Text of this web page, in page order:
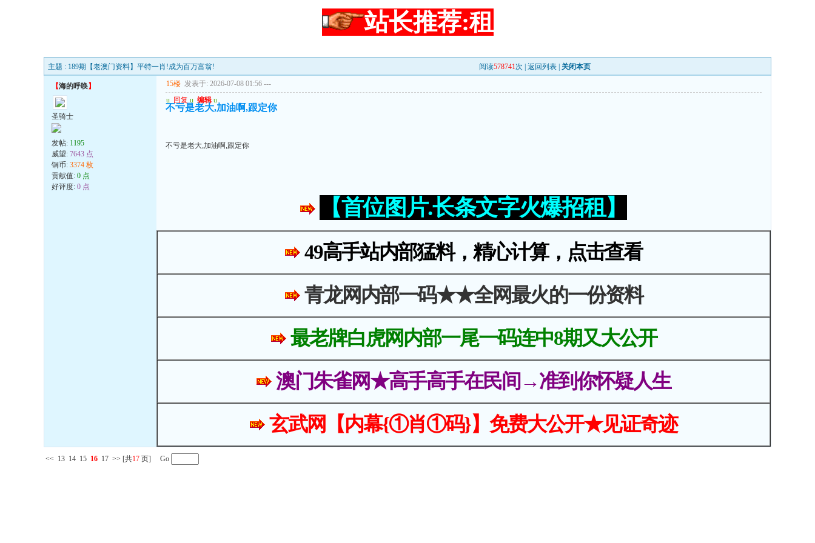
站长推荐:租
主题 : 189期【老澳门资料】平特一肖!成为百万富翁! 阅读578741次 | 返回列表 关闭本页
【海的呼唤】
圣骑士
发帖: 1195
威望: 7643 点
铜币: 3374 枚
贡献值: 0 点
好评度: 0 点
15楼 发表于: 2026-07-08 01:56 ---
u 回复 u 编辑 u
不亏是老大,加油啊,跟定你
不亏是老大,加油啊,跟定你
【首位图片.长条文字火爆招租】
49高手站内部猛料，精心计算，点击查看
青龙网内部一码★★全网最火的一份资料
最老牌白虎网内部一尾一码连中8期又大公开
澳门朱雀网★高手高手在民间→准到你怀疑人生
玄武网【内幕{①肖①码}】免费大公开★见证奇迹
<< 13 14 15 16 17 >> [共17 页] Go